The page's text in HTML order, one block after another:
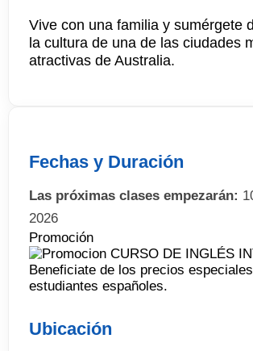
Vive con una familia y sumérgete
la cultura de una de las ciudades
atractivas de Australia.
Fechas y Duración
Las próximas clases empezarán:
2026
Promoción
Beneficiate de los precios
estudiantes españoles.
Ubicación